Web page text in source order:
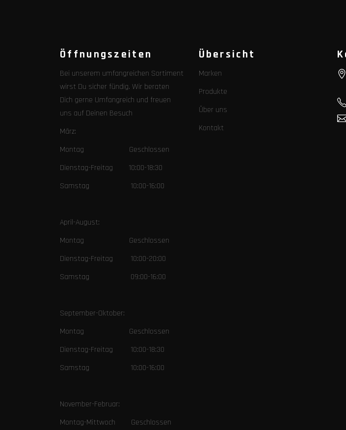
Öffnungszeiten
Bei unserem umfangreichen Sortiment
wirst Du sicher fündig. Wir beraten
Dich gerne Umfangreich und freuen
uns auf Deinen Besuch
März:
Montag Geschlossen
Dienstag-Freitag 10:00-18:30
Samstag 10:00-16:00
April-August:
Montag Geschlossen
Dienstag-Freitag 10:00-20:00
Samstag 09:00-16:00
September-Oktober:
Montag Geschlossen
Dienstag-Freitag 10:00-18:30
Samstag 10:00-16:00
November-Februar:
Montag-Mittwoch Geschlossen
Übersicht
Marken
Produkte
Über uns
Kontakt